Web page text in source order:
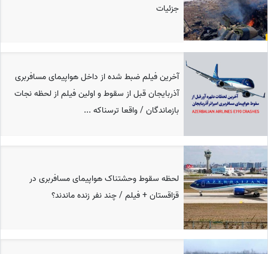
جزئیات
آخرین فیلم ضبط شده از داخل هواپیمای مسافربری
آذربایجان قبل از سقوط و اولین فیلم از لحظه نجات
بازماندگان / واقعا ترسناکه ...
لحظه سقوط وحشتناک هواپیمای مسافربری در
قزاقستان + فیلم / چند نفر زنده ماندند؟